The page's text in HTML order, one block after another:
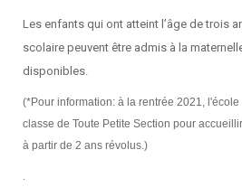
Les enfants qui ont atteint l’âge de trois
scolaire peuvent être admis à la
disponibles.
(*Pour information: à la rentrée 2021,
classe de Toute Petite Section pour
à partir de 2 ans révolus.)
.